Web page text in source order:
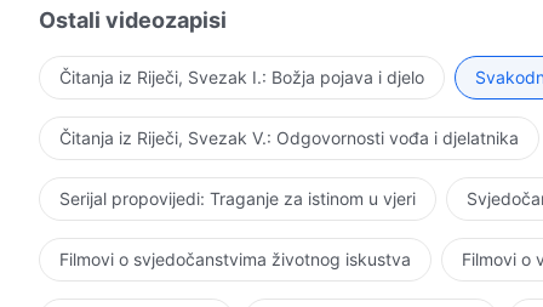
suverenog Gospodina! Ah, čisti i neokaljani novi
Ne šuti više – vratio sam se slavodobitno! Iz središta
čovječanstvo započelo novi život i steklo novu nadu.
svjetlosti? Kako da ne skačete od radosti Mojom
smijeha! Ah, uskrsli Izraele! Kako da ne osjetiš ponos
jadikovao? Stari je Izrael prestao postojati, a današnji
ustremljen, ustao je u srcima čitavog ljudskog roda.
izvora postojanja! Ah, mrski Egipte! Sigurno Mi više
izbjeći Moj prijekor? Kako možeš ne postojati unutar
sve one koji Mi se protive zasigurno ću dovijeka
Ostali videozapisi
Čitanja iz Riječi, Svezak I.: Božja pojava i djelo
Čitanja iz Riječi, Svezak V.: Odgovornosti vođa i djelatnika
Serijal propovijedi: Traganje za istinom u vjeri
Filmovi o svjedočanstvima životnog iskustva Filmovi o